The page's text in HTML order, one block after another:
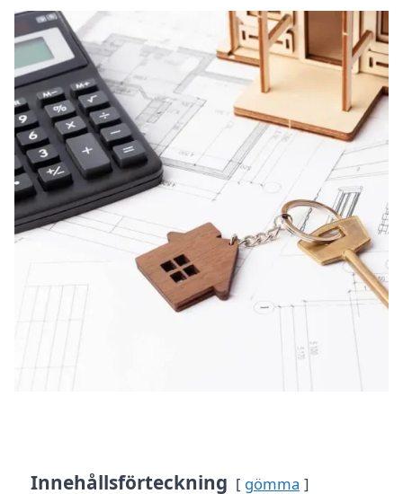
Innehållsförteckning gömma